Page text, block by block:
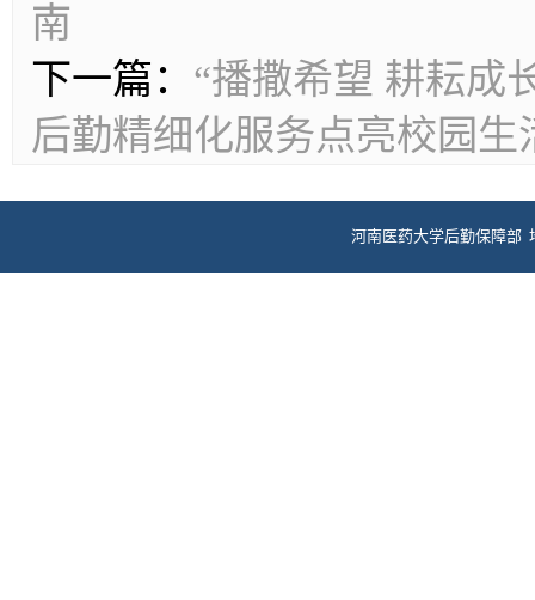
南
下一篇： “播撒希望 耕耘成
后勤精细化服务点亮校园生
河南医药大学后勤保障部